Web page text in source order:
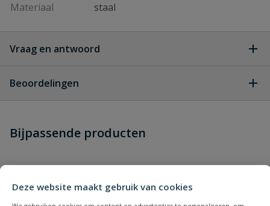
Deze website maakt gebruik van cookies
Materiaal staal
Vraag en antwoord
dit product?
Beoordelingen
Schrijf zelf een beoordeling
Bijpassende producten